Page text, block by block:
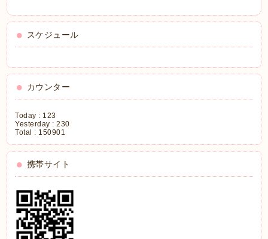
スケジュール
カウンター
Today : 123
Yesterday :230
Total : 150901
携帯サイト